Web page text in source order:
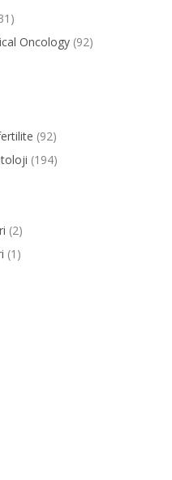
Oncology (92)
(92)
(194)
(2)
(1)